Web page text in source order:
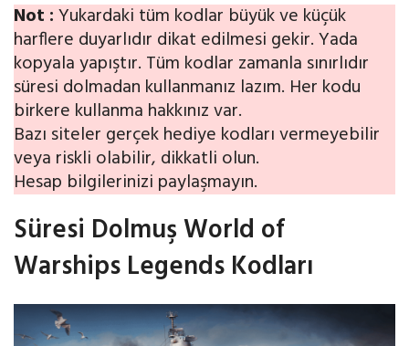
Not :Yukardaki tüm kodlar büyük ve küçük
harflere duyarlıdır dikat edilmesi gekir. Yada
kopyala yapıştır. Tüm kodlar zamanla sınırlıdır
süresi dolmadan kullanmanız lazım. Her kodu
birkere kullanma hakkınız var.
Bazı siteler gerçek hediye kodları vermeyebilir
veya riskli olabilir, dikkatli olun.
Hesap bilgilerinizi paylaşmayın.
Süresi Dolmuş World of
Warships Legends Kodları